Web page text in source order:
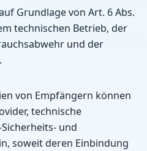
Grundlage von Art. 6 Abs.
technischen Betrieb, der
und der
von Empfängern können
technische
und
soweit deren Einbindung